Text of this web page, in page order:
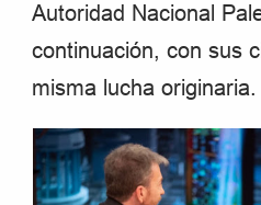
Autoridad Nacional
continuación, con sus
misma lucha originaria.